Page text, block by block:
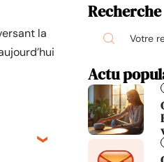
la
Recherche
Actu